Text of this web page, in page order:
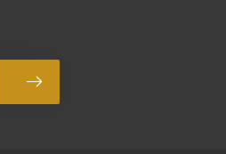
Abonneer